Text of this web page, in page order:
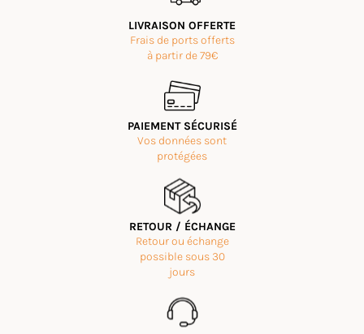
LIVRAISON OFFERTE
Frais de ports offerts
à partir de 79€
PAIEMENT SÉCURISÉ
Vos données sont
protégées
RETOUR / ÉCHANGE
Retour ou échange
possible sous 30
jours